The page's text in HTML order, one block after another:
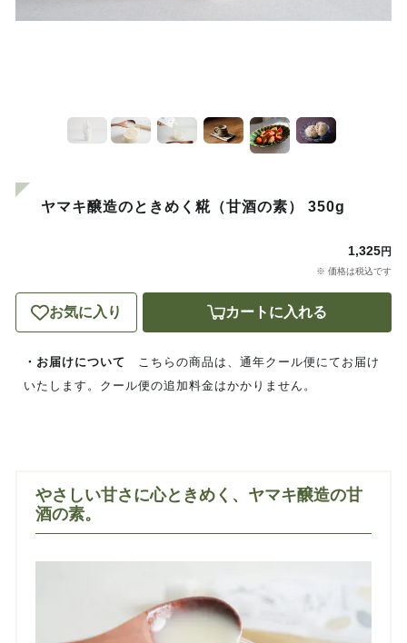
ヤマキ醸造のときめく糀（甘酒の素） 350g
1,325円
※ 価格は税込です
お気に入り カートに入れる
・お届けについて
こちらの商品は、通年クール便にてお届け
いたします。クール便の追加料金はかかりません。
やさしい甘さに心ときめく、ヤマキ醸造の甘
酒の素。